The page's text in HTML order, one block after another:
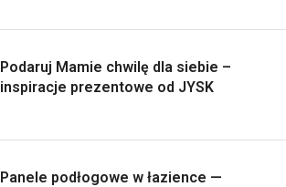
Podaruj Mamie chwilę dla siebie –
inspiracje prezentowe od JYSK
Panele podłogowe w łazience —